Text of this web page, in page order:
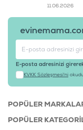
11.06.2026
E-posta adresinizi
KVKK Sözleşmesi'ni
POPÜLER
POPÜLER